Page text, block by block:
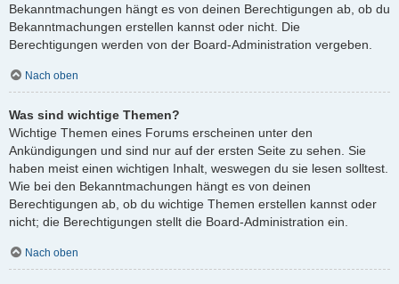
Bekanntmachungen hängt es von deinen Berechtigungen ab, ob du
Bekanntmachungen erstellen kannst oder nicht. Die
Berechtigungen werden von der Board-Administration vergeben.
Nach oben
Was sind wichtige Themen?
Wichtige Themen eines Forums erscheinen unter den
Ankündigungen und sind nur auf der ersten Seite zu sehen. Sie
haben meist einen wichtigen Inhalt, weswegen du sie lesen solltest.
Wie bei den Bekanntmachungen hängt es von deinen
Berechtigungen ab, ob du wichtige Themen erstellen kannst oder
nicht; die Berechtigungen stellt die Board-Administration ein.
Nach oben